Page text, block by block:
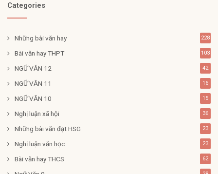
Categories
Những bài văn hay 228
Bài văn hay THPT 103
NGỮ VĂN 12 42
NGỮ VĂN 11 16
NGỮ VĂN 10 15
Nghị luận xã hội 36
Những bài văn đạt HSG 23
Nghị luận văn học 23
Bài văn hay THCS 62